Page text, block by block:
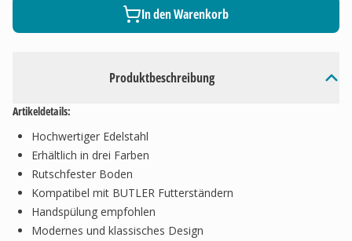
Produktbeschreibung
Artikeldetails:
Hochwertiger Edelstahl
Erhältlich in drei Farben
Rutschfester Boden
Kompatibel mit BUTLER Futterständern
Handspülung empfohlen
Modernes und klassisches Design
In den Warenkorb